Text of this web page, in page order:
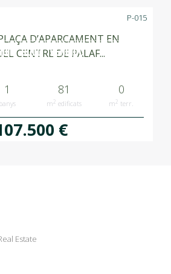
SOLD VENDIDO
P-015
D’APARCAMENT EN
CENTRE DE PALAF...
1
banys
81
m2 edificats
0
m2 terr.
€